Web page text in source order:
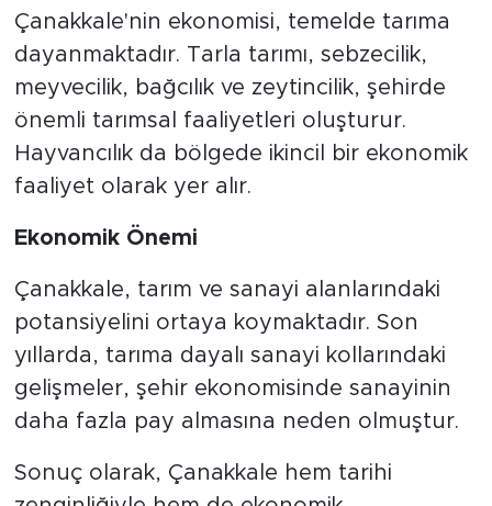
Çanakkale'nin ekonomisi, temelde tarıma
dayanmaktadır. Tarla tarımı, sebzecilik,
meyvecilik, bağcılık ve zeytincilik, şehirde
önemli tarımsal faaliyetleri oluşturur.
Hayvancılık da bölgede ikincil bir ekonomik
faaliyet olarak yer alır.
Ekonomik Önemi
Çanakkale, tarım ve sanayi alanlarındaki
potansiyelini ortaya koymaktadır. Son
yıllarda, tarıma dayalı sanayi kollarındaki
gelişmeler, şehir ekonomisinde sanayinin
daha fazla pay almasına neden olmuştur.
Sonuç olarak, Çanakkale hem tarihi